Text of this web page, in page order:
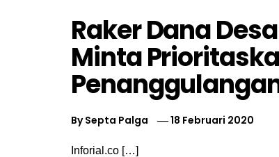
Raker Dana
Minta
BySepta Palga 18 Februari 2020
Inforial.co […]